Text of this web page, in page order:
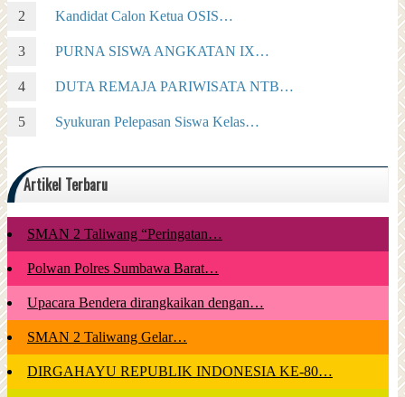
Kandidat Calon Ketua OSIS…
PURNA SISWA ANGKATAN IX…
DUTA REMAJA PARIWISATA NTB…
Syukuran Pelepasan Siswa Kelas…
Artikel Terbaru
SMAN 2 Taliwang “Peringatan…
Polwan Polres Sumbawa Barat…
Upacara Bendera dirangkaikan dengan…
SMAN 2 Taliwang Gelar…
DIRGAHAYU REPUBLIK INDONESIA KE-80…